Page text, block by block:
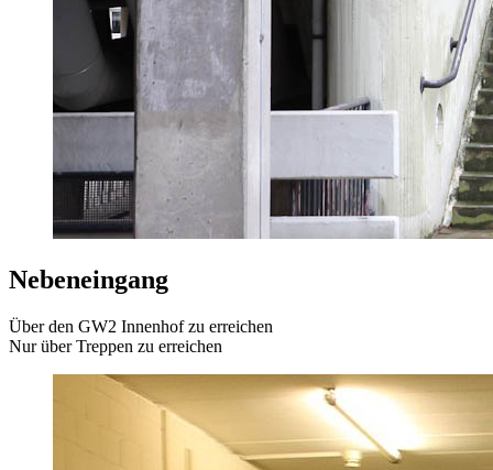
Nebeneingang
Über den GW2 Innenhof zu erreichen
Nur über Treppen zu erreichen